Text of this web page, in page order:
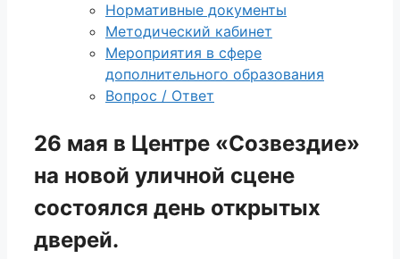
Нормативные документы
Методический кабинет
Мероприятия в сфере
дополнительного образования
Вопрос / Ответ
26 мая в Центре «Созвездие»
на новой уличной сцене
состоялся день открытых
дверей.